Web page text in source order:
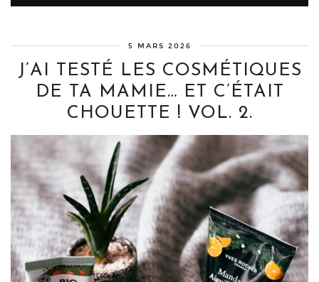
5 MARS 2026
J’AI TESTÉ LES COSMÉTIQUES
DE TA MAMIE… ET C’ÉTAIT
CHOUETTE ! VOL. 2.